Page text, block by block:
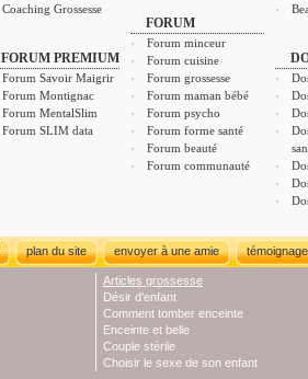
Coaching Grossesse
FORUM PREMIUM
Forum Savoir Maigrir
Forum Montignac
Forum MentalSlim
Forum SLIM data
FORUM
Forum minceur
Forum cuisine
Forum grossesse
Forum maman bébé
Forum psycho
Forum forme santé
Forum beauté
Forum communauté
plan du site envoyer à une amie
Articles grossesse
Désir d'enfant
Comment tomber enceinte
Enceinte et belle
Couple stérile
Choisir le sexe de son enfant